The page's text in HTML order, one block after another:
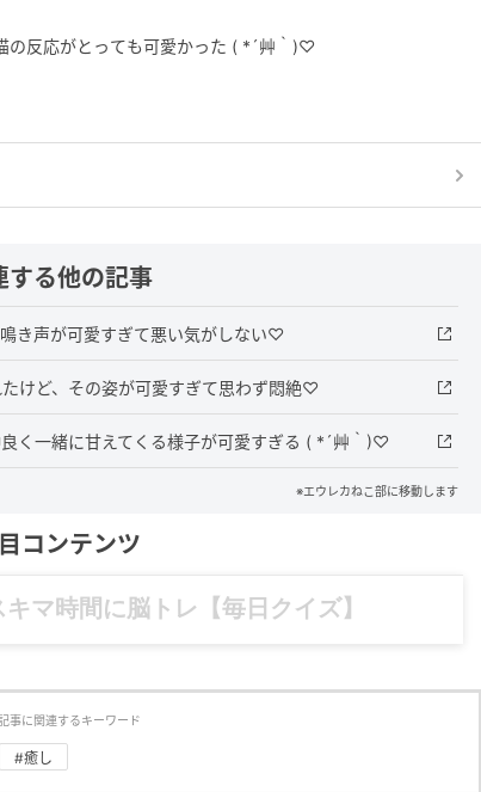
の反応がとっても可愛かった ( *´艸｀)♡
する他の記事
き声が可愛すぎて悪い気がしない♡
けど、その姿が可愛すぎて思わず悶絶♡
く一緒に甘えてくる様子が可愛すぎる ( *´艸｀)♡
※エウレカねこ部に移動します
コンテンツ
記……全部、読めます。
事に関連するキーワード
#癒し